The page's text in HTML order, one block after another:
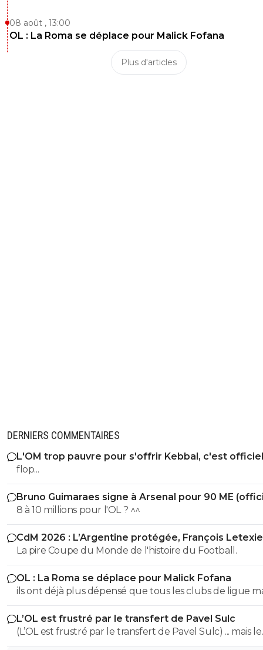
08 août , 13:00
OL : La Roma se déplace pour Malick Fofana
Plus d'articles
DERNIERS COMMENTAIRES
L'OM trop pauvre pour s'offrir Kebbal, c'est officiel
flop...
Bruno Guimaraes signe à Arsenal pour 90 ME
8 à 10 millions pour l'OL ? ^^
CdM 2026 : L’Argentine protégée, François
pris cher
La pire Coupe du Monde de l'histoire du Football.
OL : La Roma se déplace pour Malick Fofana
ils ont déjà plus dépensé que tous les clubs de ligue
réunis hors quatar.. ils veulent juste profitez au
des clubs qui sont beaucoup plus mal lotis qu'eux
du plus fort tout simplement..
L’OL est frustré par le transfert de Pavel Sulc
(L’OL est frustré par le transfert de Pavel Sulc) ... mais le
public aussi commence a être frustré ... la vente de ces